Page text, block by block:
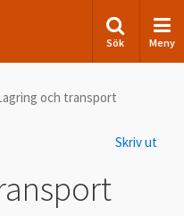
Sök Meny
och transport
Skriv ut